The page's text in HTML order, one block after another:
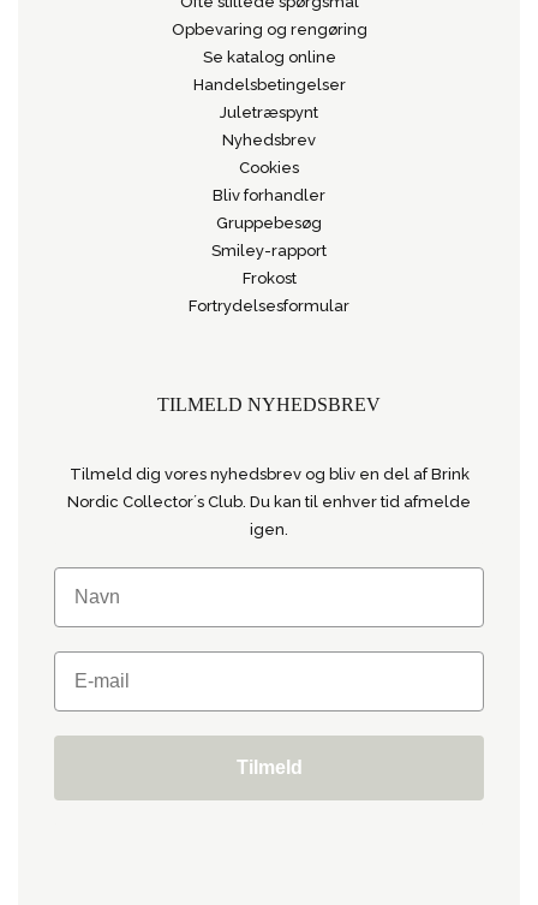
Opbevaring og rengøring
Se katalog online
Handelsbetingelser
Juletræspynt
Nyhedsbrev
Cookies
Bliv forhandler
Gruppebesøg
Smiley-rapport
Frokost
Fortrydelsesformular
TILMELD NYHEDSBREV
Tilmeld dig vores nyhedsbrev og bliv en del af Brink
Nordic Collector´s Club. Du kan til enhver tid afmelde
igen.
Tilmeld